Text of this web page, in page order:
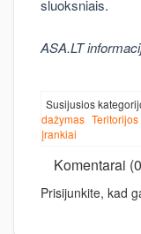
sluoksniais.
ASA.LT
Susijusios
dažymas
įrankiai
Komentarai
Prisijunkite, kad